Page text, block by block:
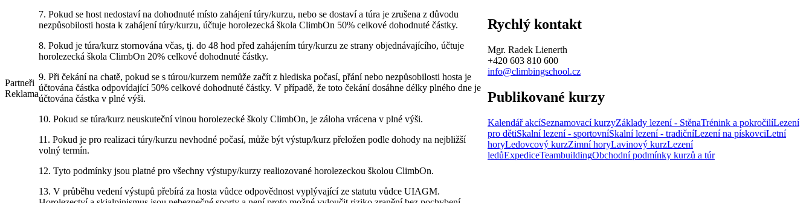
Partneři
Reklama
7. Pokud se host nedostaví na dohodnuté místo zahájení túry/kurzu, nebo se dostaví a túra je zrušena z důvodu
nezpůsobilosti hosta k zahájení túry/kurzu, účtuje horolezecká škola ClimbOn 50% celkové dohodnuté částky.
8. Pokud je túra/kurz stornována včas, tj. do 48 hod před zahájením túry/kurzu ze strany objednávajícího, účtuje
horolezecká škola ClimbOn 20% celkové dohodnuté částky.
9. Při čekání na chatě, pokud se s túrou/kurzem nemůže začít z hlediska počasí, přání nebo nezpůsobilosti hosta je
účtována částka odpovídající 50% celkové dohodnuté částky. V případě, že toto čekání dosáhne délky plného dne je
účtována částka v plné výši.
10. Pokud se túra/kurz neuskuteční vinou horolezecké školy ClimbOn, je záloha vrácena v plné výši.
11. Pokud je pro realizaci túry/kurzu nevhodné počasí, může být výstup/kurz přeložen podle dohody na nejbližší
volný termín.
12. Tyto podmínky jsou platné pro všechny výstupy/kurzy realiozované horolezeckou školou ClimbOn.
13. V průběhu vedení výstupů přebírá za hosta vůdce odpovědnost vyplývající ze statutu vůdce UIAGM.
Rychlý kontakt
Mgr. Radek Lienerth
+420 603 810 600
info@climbingschool.cz
Publikované kurzy
Kalendář akcíSeznamovací kurzyZáklady lezení - StěnaTrénink a pokročilíLezení
pro dětiSkalní lezení - sportovníSkalní lezení - tradičníLezení na pískovciLetní
horyLedovcový kurzZimní horyLavinový kurzLezení
ledůExpediceTeambuildingObchodní podmínky kurzů a túr